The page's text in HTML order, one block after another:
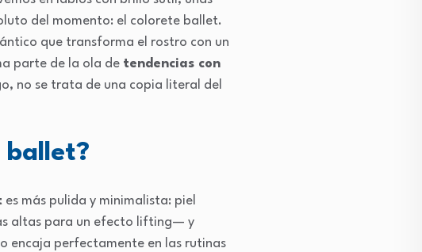
del momento: el colorete ballet.
que transforma el rostro con un
parte de la ola de tendencias con
no se trata de una copia literal del
ballet?
es más pulida y minimalista: piel
altas para un efecto lifting— y
encaja perfectamente en las rutinas